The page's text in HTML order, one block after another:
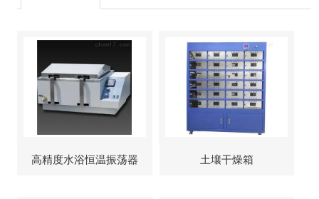
高精度水浴恒温振荡器 土壤干燥箱